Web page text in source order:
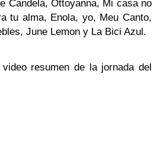
Candela, Ottoyanna, Mi casa no
tu alma, Enola, yo, Meu Canto,
June Lemon y La Bici Azul.
resumen de la jornada del